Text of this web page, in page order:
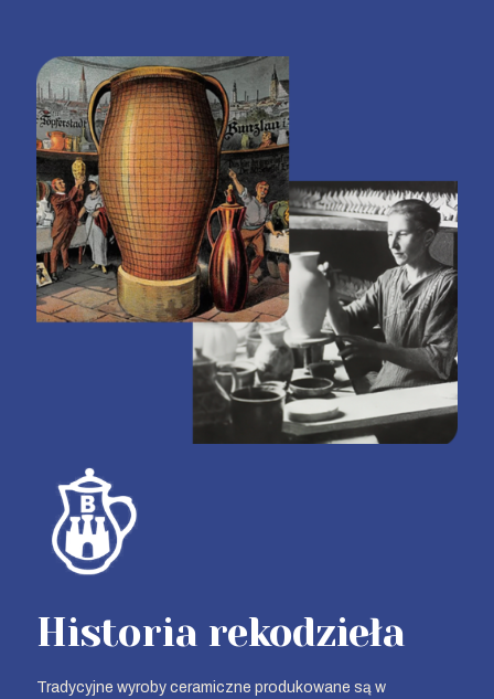
Historia rekodzieła
Tradycyjne wyroby ceramiczne produkowane są w